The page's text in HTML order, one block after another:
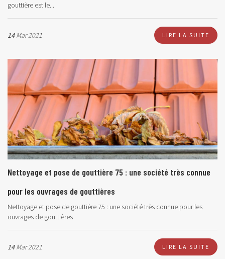
gouttière est le...
14Mar 2021 LIRE LA SUITE
Nettoyage et pose de gouttière 75 : une société très connue
pour les ouvrages de gouttières
Nettoyage et pose de gouttière 75 : une société très connue pour les
ouvrages de gouttières
14Mar 2021 LIRE LA SUITE